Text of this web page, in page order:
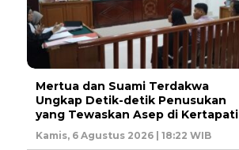
Mertua dan Suami Terdakwa
Ungkap Detik-detik Penusukan
yang Tewaskan Asep di Kertapati
Kamis, 6 Agustus 2026 | 18:22 WIB